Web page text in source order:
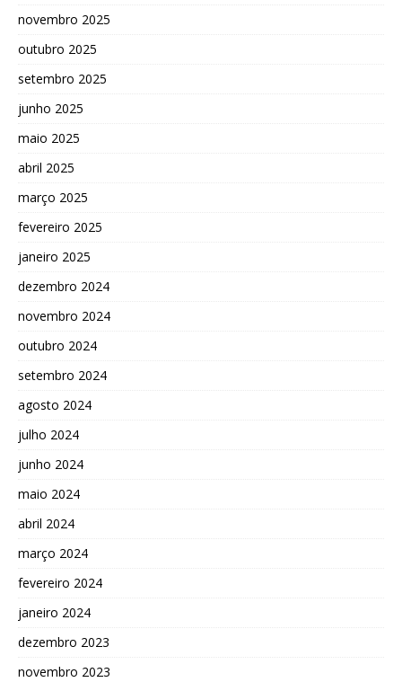
novembro 2025
outubro 2025
setembro 2025
junho 2025
maio 2025
abril 2025
março 2025
fevereiro 2025
janeiro 2025
dezembro 2024
novembro 2024
outubro 2024
setembro 2024
agosto 2024
julho 2024
junho 2024
maio 2024
abril 2024
março 2024
fevereiro 2024
janeiro 2024
dezembro 2023
novembro 2023